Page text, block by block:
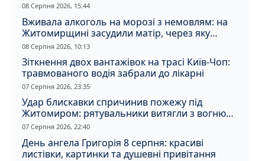
08 Серпня 2026, 15:44
Вживала алкоголь на морозі з немовлям: на
Житомирщині засудили матір, через яку
дитина отримала обмороження
08 Серпня 2026, 10:13
Зіткнення двох вантажівок на трасі Київ-Чоп:
травмованого водія забрали до лікарні
07 Серпня 2026, 23:35
Удар блискавки спричинив пожежу під
Житомиром: рятувальники витягли з вогню
кота
07 Серпня 2026, 22:40
День ангела Григорія 8 серпня: красиві
листівки, картинки та душевні привітання